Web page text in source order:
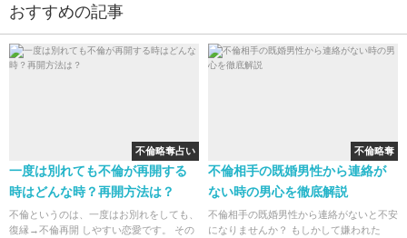
おすすめの記事
不倫略奪占い
一度は別れても不倫が再開する
時はどんな時？再開方法は？
不倫というのは、一度はお別れをしても、
復縁→不倫再開 しやすい恋愛です。 その
不倫略奪
不倫相手の既婚男性から連絡が
ない時の男心を徹底解説
不倫相手の既婚男性から連絡がないと不安
になりませんか？ もしかして嫌われた